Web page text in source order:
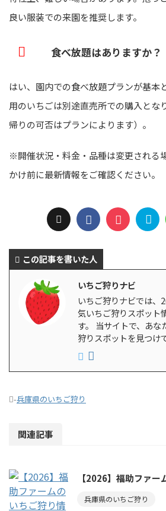
良い服装での来園を推奨します。
食べ放題はありますか？
はい、園内での食べ放題プランが基本
用のいちごは別途直売所での購入とな
帰りの可否はプランによります）。
※開催状況・料金・品種は変更される
かけ前に最新情報をご確認ください。
この記事を書いた人
いちご狩りナビ
いちご狩りナビでは、
気いちご狩りスポット
す。 当サイトで、あ
狩りスポットを見つけ
-兵庫県のいちご狩り
関連記事
【2026】福助ファ
兵庫県のいちご狩り